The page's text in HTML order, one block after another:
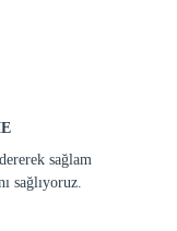
sağlam
sağlıyoruz.